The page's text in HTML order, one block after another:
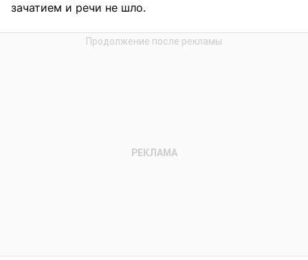
зачатием и речи не шло.